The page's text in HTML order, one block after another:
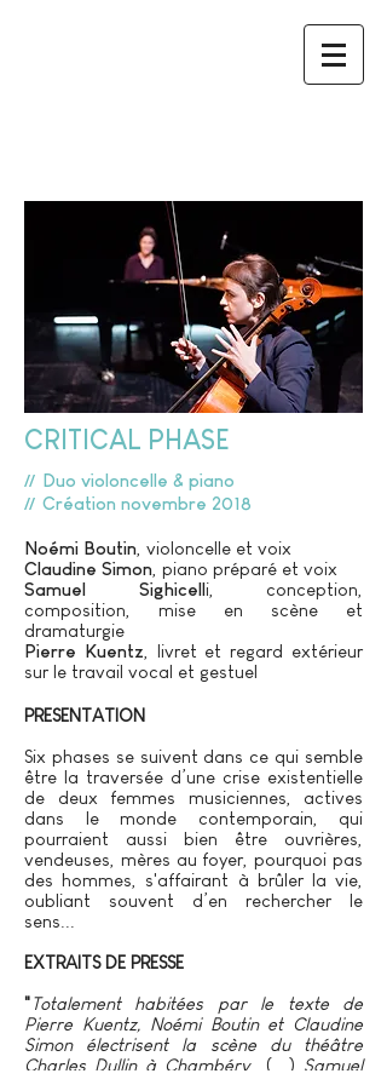
CRITICAL PHASE
//Duo violoncelle & piano
//Création novembre 2018
Noémi Boutin , violoncelle et voix
Claudine Simon , piano préparé et voix
Samuel Sighicelli, conception,
composition, mise en scène et
dramaturgie
Pierre Kuentz , livret et regard extérieur
sur le travail vocal et gestuel
PRESENTATION​
Six phases se suivent dans ce qui semble
être la traversée d’une crise existentielle
de deux femmes musiciennes, actives
dans le monde contemporain, qui
pourraient aussi bien être ouvrières,
vendeuses, mères au foyer, pourquoi pas
des hommes, s'affairant à brûler la vie,
oubliant souvent d’en rechercher le
sens...
EXTRAITS DE PRESSE
"Totalement habitées par le texte de
Pierre Kuentz, Noémi Boutin et Claudine
Simon électrisent la scène du théâtre
Charles Dullin à Chambéry
(...) Samuel